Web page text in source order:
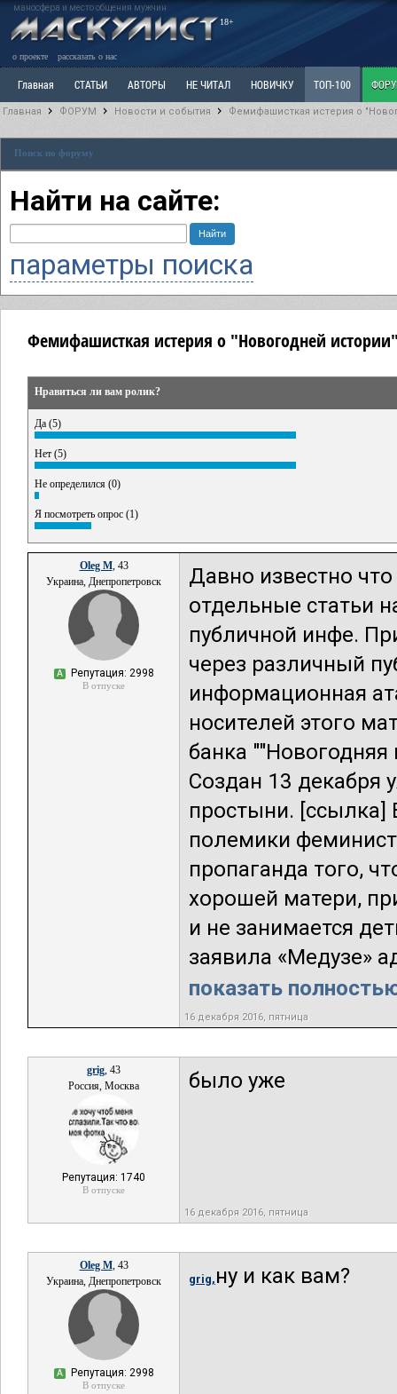
маносфера и место общения мужчин
18+
о проекте рассказать о нас
Главная СТАТЬИ АВТОРЫ НЕ ЧИТАЛ НОВИЧКУ ТОП-100
Ветка: Наболевшее. Выскажись!
РАЗДЕЛ: Разное
Главная ФОРУМ Новости и события Фемифашисткая истерия о
Поиск по форуму
Найти на сайте:
параметры поиска
Фемифашисткая истерия о "Новогодней
Нравиться ли вам ролик?
Да (5)
Нет (5)
Не определился (0)
Я посмотреть опрос (1)
Oleg M, 43
Украина, Днепропетровск
А Репутация: 2998
В отпуске
Давно известно
отдельные статьи
публичной инфе.
через различный
информационная
носителей этого
банка
Создан 13 декабря
простыни. [ссылка]
полемики
пропаганда того,
хорошей матери,
и не занимается
заявила «Медузе»
показать
16 декабря 2016, пятница
grig, 43
Россия, Москва
Репутация: 1740
В отпуске
было уже
16 декабря 2016, пятница
Oleg M, 43
Украина, Днепропетровск
А Репутация: 2998
В отпуске
grig, ну и как вам?